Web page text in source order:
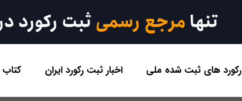
تنهامرجع رسمیثبت رکورد
رکورد های ثبت شده ملی اخبار ثبت رکورد ایران کتاب